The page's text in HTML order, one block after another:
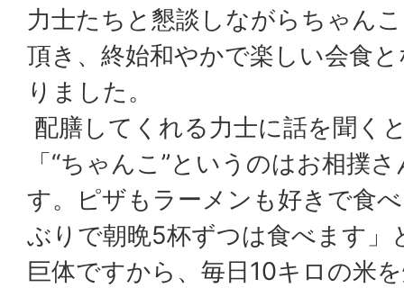
力士たちと懇談しながらちゃん
頂き、終始和やかで楽しい会食
りました。
配膳してくれる力士に話を聞く
「“ちゃんこ”というのはお相撲
す。ピザもラーメンも好きで食
ぶりで朝晩5杯ずつは食べます」
巨体ですから、毎日10キロの米